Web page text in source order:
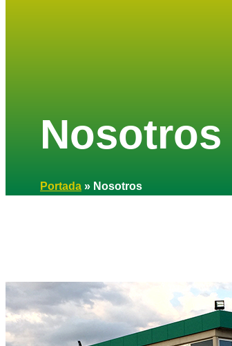
Nosotros
Portada » Nosotros